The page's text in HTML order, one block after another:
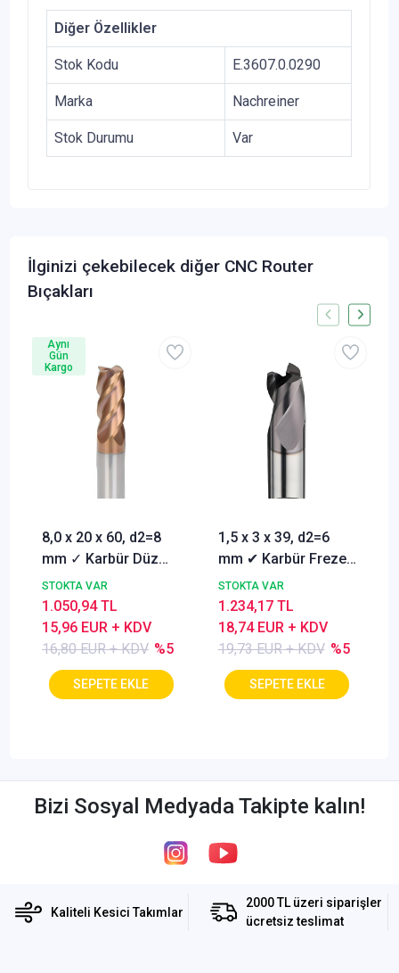
Diğer Özellikler
Stok Kodu E.3607.0.0290
Marka Nachreiner
Stok Durumu Var
İlginizi çekebilecek diğer CNC Router
Bıçakları
8,0 x 20 x 60, d2=8
mm ✓ Karbür Düz
Freze, Parmak freze
ucu Z=4,TiSiN
Kaplamalı
STOKTA VAR
16,80 EUR + KDV %5
15,96 EUR + KDV
1.050,94 TL
Aynı
Gün
Kargo
1,5 x 3 x 39, d2=6
mm ✔ Karbür Freze
ucu, Z=3, Kaplamalı,
30°
STOKTA VAR
19,73 EUR + KDV %5
18,74 EUR + KDV
1.234,17 TL
Bizi Sosyal Medyada Takipte kalın!
Kaliteli Kesici Takımlar
2000 TL üzeri siparişler
ücretsiz teslimat